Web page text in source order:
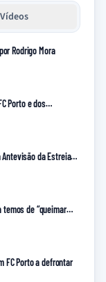
Vídeos
Rodrigo Mora
Porto e dos…
Antevisão da Estreia…
temos de “queimar…
FC Porto a defrontar